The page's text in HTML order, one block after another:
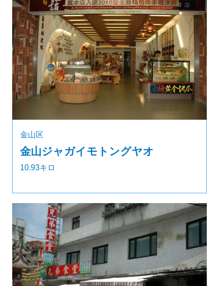
金山区
金山ジャガイモトングヤオ
10.93キロ